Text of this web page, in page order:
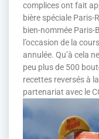
complices ont fait
bière spéciale
bien-nommée Paris-
l’occasion de la
annulée. Qu’à cela
peu plus de 500
recettes reversés à
partenariat avec le